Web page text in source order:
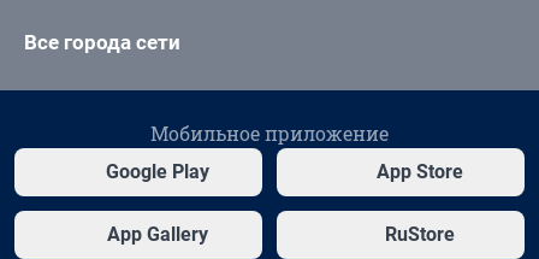
Все города сети
Мобильное приложение
Google Play App Store
App Gallery RuStore